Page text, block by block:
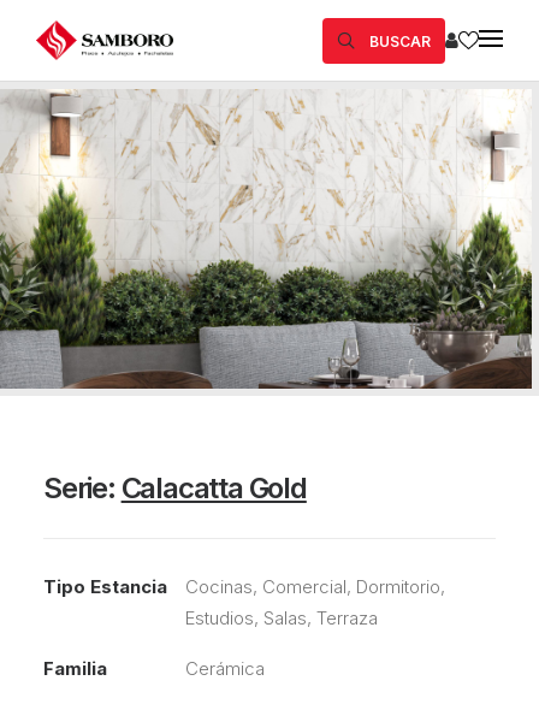
BUSCAR
Serie: Calacatta Gold
Tipo Estancia
Cocinas, Comercial, Dormitorio,
Estudios, Salas, Terraza
Familia Cerámica